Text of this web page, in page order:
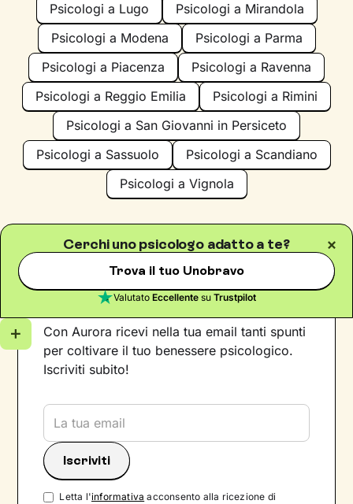
Psicologi a Lugo
Psicologi a Mirandola
Psicologi a Modena
Psicologi a Parma
Psicologi a Piacenza
Psicologi a Ravenna
Psicologi a Reggio Emilia
Psicologi a Rimini
Psicologi a San Giovanni in Persiceto
Psicologi a Sassuolo
Psicologi a Scandiano
Psicologi a Vignola
Cerchi uno psicologo adatto a te?
Trova il tuo Unobravo
Valutato Eccellentesu Trustpilot
Iscriviti alla newsletter
Con Aurora ricevi nella tua email tanti spunti
per coltivare il tuo benessere psicologico.
Iscriviti subito!
Letta l'informativa acconsento alla ricezione di